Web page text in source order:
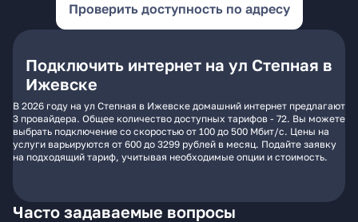
Проверить доступность по адресу
Подключить интернет на ул Степная в
Ижевске
В 2026 году на ул Степная в Ижевске домашний интернет предлагают
3 провайдера. Общее количество доступных тарифов - 72. Вы можете
выбрать подключение со скоростью от 100 до 500 Мбит/с. Цены на
услуги варьируются от 600 до 3299 рублей в месяц. Подайте заявку
на подходящий тариф, учитывая необходимые опции и стоимость.
Часто задаваемые вопросы